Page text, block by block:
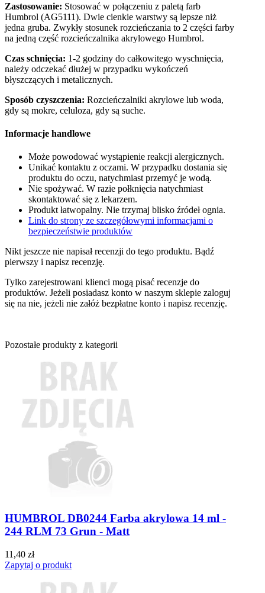
Zastosowanie: Stosować w połączeniu z paletą farb
Humbrol (AG5111). Dwie cienkie warstwy są lepsze niż
jedna gruba. Zwykły stosunek rozcieńczania to 2 części farby
na jedną część rozcieńczalnika akrylowego Humbrol.
Czas schnięcia: 1-2 godziny do całkowitego wyschnięcia,
należy odczekać dłużej w przypadku wykończeń
błyszczących i metalicznych.
Sposób czyszczenia: Rozcieńczalniki akrylowe lub woda,
gdy są mokre, celuloza, gdy są suche.
Informacje handlowe
Może powodować wystąpienie reakcji alergicznych.
Unikać kontaktu z oczami. W przypadku dostania się
produktu do oczu, natychmiast przemyć je wodą.
Nie spożywać. W razie połknięcia natychmiast
skontaktować się z lekarzem.
Produkt łatwopalny. Nie trzymaj blisko źródeł ognia.
Link do strony ze szczegółowymi informacjami o
bezpieczeństwie produktów
Nikt jeszcze nie napisał recenzji do tego produktu. Bądź
pierwszy i napisz recenzję.
Tylko zarejestrowani klienci mogą pisać recenzje do
produktów. Jeżeli posiadasz konto w naszym sklepie zaloguj
się na nie, jeżeli nie załóż bezpłatne konto i napisz recenzję.
Pozostałe produkty z kategorii
HUMBROL DB0244 Farba akrylowa 14 ml -
244 RLM 73 Grun - Matt
11,40 zł
Zapytaj o produkt